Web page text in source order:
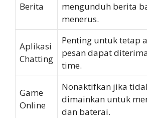
Berita
mengunduh berita
menerus.
Aplikasi
Chatting
Penting untuk tetap
pesan dapat
time.
Game
Online
Nonaktifkan jika
dimainkan untuk
dan baterai.